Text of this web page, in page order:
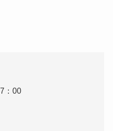
：00